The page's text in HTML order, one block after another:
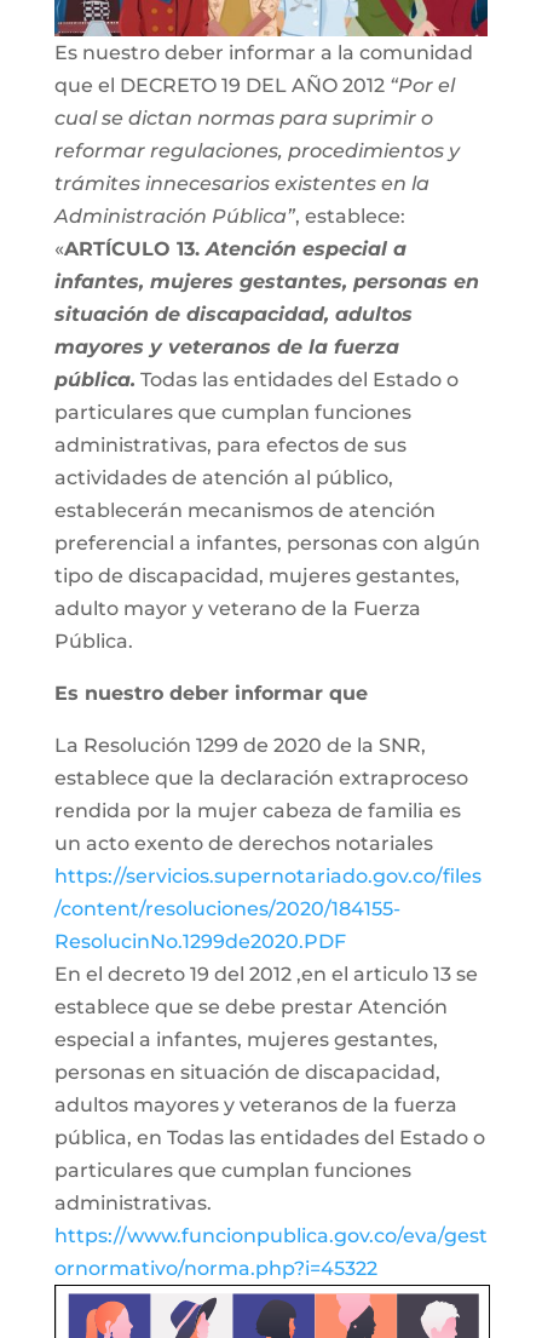
Es nuestro deber informar a la comunidad
que el DECRETO 19 DEL AÑO 2012 “Por el
cual se dictan normas para suprimir o
reformar regulaciones, procedimientos y
trámites innecesarios existentes en la
Administración Pública”, establece:
«ARTÍCULO 13.Atención especial a
infantes, mujeres gestantes, personas en
situación de discapacidad, adultos
mayores y veteranos de la fuerza
pública. Todas las entidades del Estado o
particulares que cumplan funciones
administrativas, para efectos de sus
actividades de atención al público,
establecerán mecanismos de atención
preferencial a infantes, personas con algún
tipo de discapacidad, mujeres gestantes,
adulto mayor y veterano de la Fuerza
Pública.
Es nuestro deber informar que
La Resolución 1299 de 2020 de la SNR,
establece que la declaración extraproceso
rendida por la mujer cabeza de familia es
un acto exento de derechos notariales
https://servicios.supernotariado.gov.co/files
/content/resoluciones/2020/184155-
ResolucinNo.1299de2020.PDF
En el decreto 19 del 2012 ,en el articulo 13 se
establece que se debe prestar Atención
especial a infantes, mujeres gestantes,
personas en situación de discapacidad,
adultos mayores y veteranos de la fuerza
pública, en Todas las entidades del Estado o
particulares que cumplan funciones
administrativas.
https://www.funcionpublica.gov.co/eva/gest
ornormativo/norma.php?i=45322